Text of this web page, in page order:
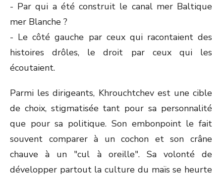
- Par qui a été construit le canal mer Baltique
mer Blanche ?
- Le côté gauche par ceux qui racontaient des
histoires drôles, le droit par ceux qui les
écoutaient.
Parmi les dirigeants, Khrouchtchev est une cible
de choix, stigmatisée tant pour sa personnalité
que pour sa politique. Son embonpoint le fait
souvent comparer à un cochon et son crâne
chauve à un "cul à oreille". Sa volonté de
développer partout la culture du maïs se heurte